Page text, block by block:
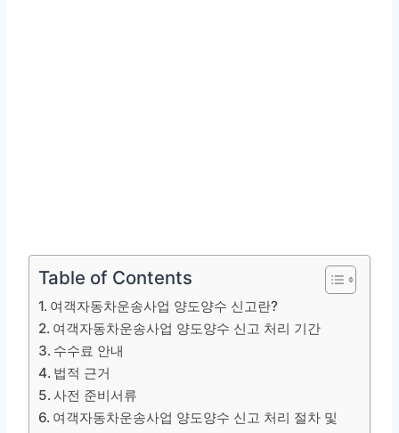
Table of Contents
여객자동차운송사업 양도양수 신고란?
여객자동차운송사업 양도양수 신고 처리 기간
수수료 안내
법적 근거
사전 준비서류
여객자동차운송사업 양도양수 신고 처리 절차 및